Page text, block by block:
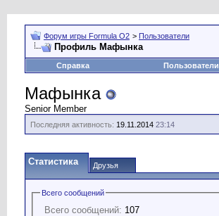
Форум игры Formula O2 > Пользователи
Профиль Мафынка
Справка Пользователи
Мафынка
Senior Member
Последняя активность: 19.11.2014 23:14
Статистика Друзья
Всего сообщений
Всего сообщений: 107